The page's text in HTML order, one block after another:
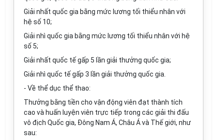
Giải nhất quốc gia bằng mức lương tối thiểu nhân với
hệ số 10;
Giải nhì quốc gia bằng mức lương tối thiểu nhân với hệ
số 5;
Giải nhất quốc tế gấp 5 l ần giải thưởng quốc gia;
Giải nhì quốc tế gấp 3 lần giải thưởng quốc gia.
- Về thể dục thể thao:
Thưởng bằng tiền cho vận động viên đạt thành tích
cao và huấn luyện viên trực tiếp trong các giải thi đấu
vô địch Quốc gia, Đông Nam Á, Châu Ávà Thế giới, như
sau: